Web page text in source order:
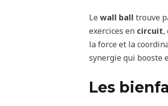
Le wall ball trouve
exercices en circuit,
la force et la
synergie qui booste
Les